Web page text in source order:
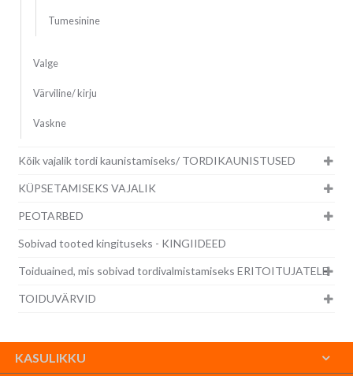
Tumesinine
Valge
Värviline/ kirju
Vaskne
Kõik vajalik tordi kaunistamiseks/ TORDIKAUNISTUSED
KÜPSETAMISEKS VAJALIK
PEOTARBED
Sobivad tooted kingituseks - KINGIIDEED
Toiduained, mis sobivad tordivalmistamiseks ERITOITUJATELE
TOIDUVÄRVID
KASULIKKU